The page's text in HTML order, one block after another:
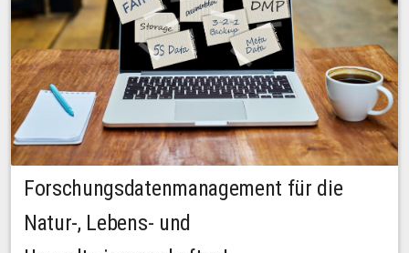
Forschungsdatenmanagement für die
Natur-, Lebens- und